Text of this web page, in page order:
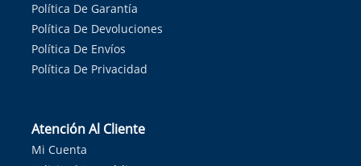
Política De Garantía
Política De Devoluciones
Política De Envíos
Política De Privacidad
Atención Al Cliente
Mi Cuenta